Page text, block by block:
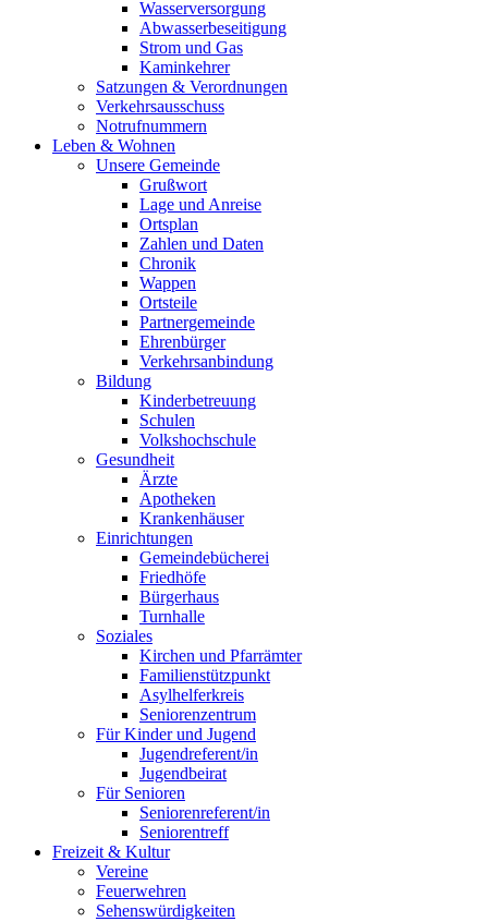
Wasserversorgung
Abwasserbeseitigung
Strom und Gas
Kaminkehrer
Satzungen & Verordnungen
Verkehrsausschuss
Notrufnummern
Leben & Wohnen
Unsere Gemeinde
Grußwort
Lage und Anreise
Ortsplan
Zahlen und Daten
Chronik
Wappen
Ortsteile
Partnergemeinde
Ehrenbürger
Verkehrsanbindung
Bildung
Kinderbetreuung
Schulen
Volkshochschule
Gesundheit
Ärzte
Apotheken
Krankenhäuser
Einrichtungen
Gemeindebücherei
Friedhöfe
Bürgerhaus
Turnhalle
Soziales
Kirchen und Pfarrämter
Familienstützpunkt
Asylhelferkreis
Seniorenzentrum
Für Kinder und Jugend
Jugendreferent/in
Jugendbeirat
Für Senioren
Seniorenreferent/in
Seniorentreff
Freizeit & Kultur
Vereine
Feuerwehren
Sehenswürdigkeiten